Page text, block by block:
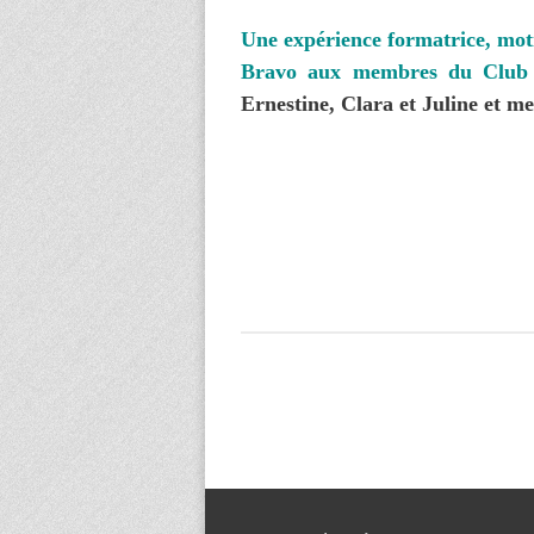
Une expérience formatrice,
Bravo aux membres du
Ernestine, Clara et Juline et